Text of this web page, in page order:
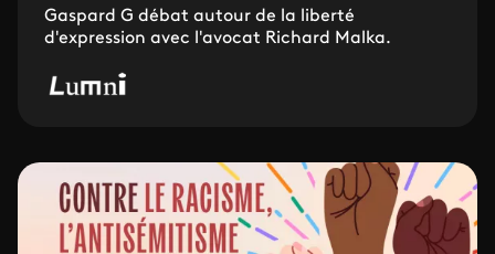
Gaspard G débat autour de la liberté
d'expression avec l'avocat Richard Malka.